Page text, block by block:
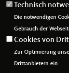
Kontakt
Technisch
Die notwendigen
Gebrauch der
Cookies von
Zur Optimierung
Drittanbietern ein.